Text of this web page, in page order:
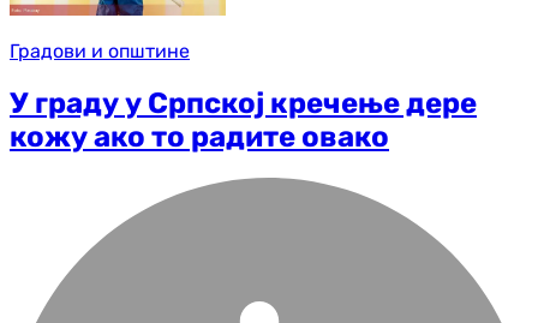
Градови и општине
У граду у Српској кречење дере
кожу ако то радите овако